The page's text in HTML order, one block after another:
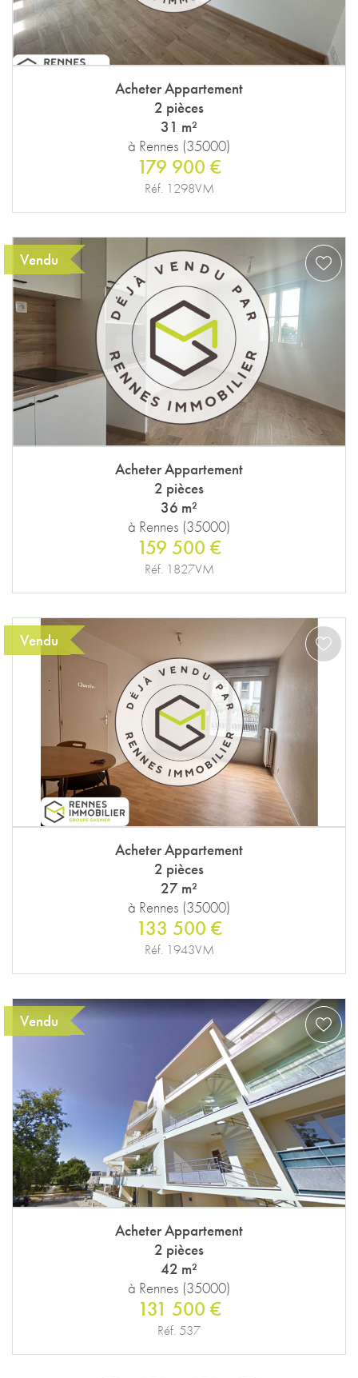
Acheter Appartement
2 pièces
31 m²
à Rennes (35000)
179 900 €
Réf. 1298VM
Vendu
Acheter Appartement
2 pièces
36 m²
à Rennes (35000)
159 500 €
Réf. 1827VM
Vendu
Acheter Appartement
2 pièces
27 m²
à Rennes (35000)
133 500 €
Réf. 1943VM
Vendu
Acheter Appartement
2 pièces
42 m²
à Rennes (35000)
131 500 €
Réf. 537